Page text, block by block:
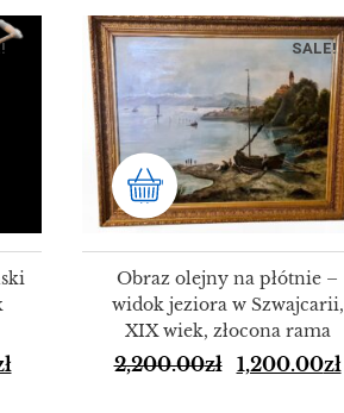
SALE!
Obraz olejny na płótnie –
widok jeziora w Szwajcarii,
XIX wiek, złocona rama
2,200.00zł 1,200.00zł